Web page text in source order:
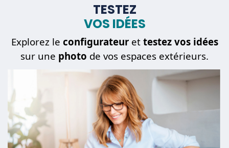
TESTEZ
VOS IDÉES
Explorez le configurateuret testez vos idées
sur une photo de vos espaces extérieurs.